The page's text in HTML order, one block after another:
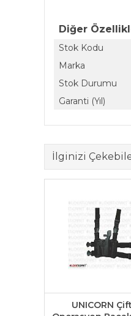
Diğer
Stok Kodu
Marka
Stok Durumu
Garanti (Yıl)
İlginizi
UNICORN